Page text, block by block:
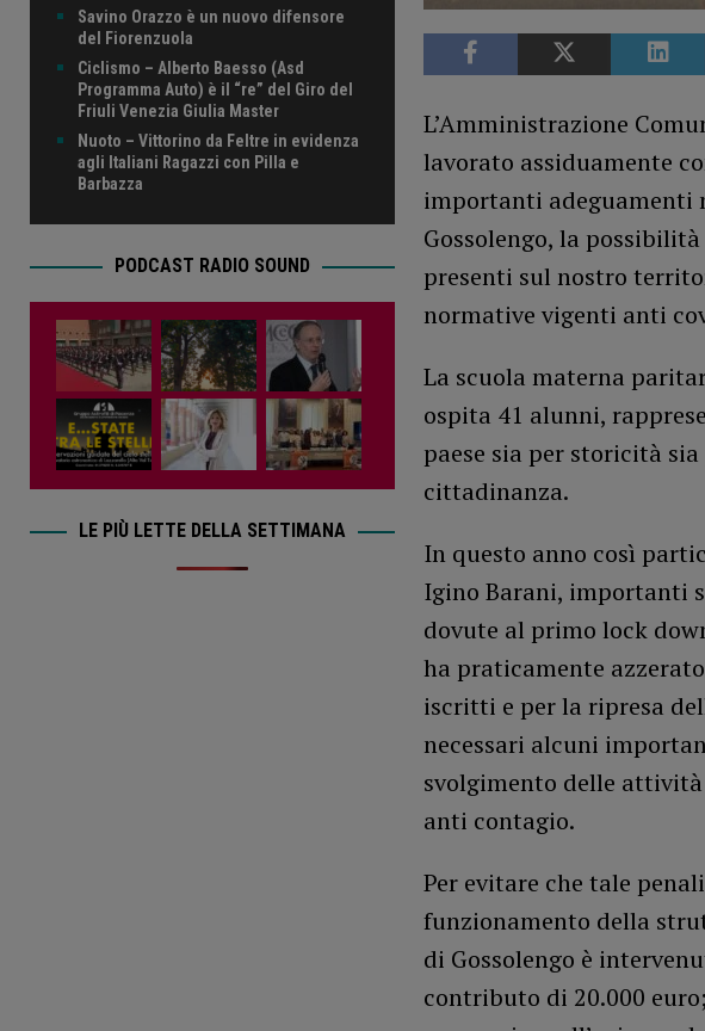
L’Amministrazione
lavorato assiduamente
importanti adeguamenti
Gossolengo, la
presenti sul nostro
normative vigenti anti
La scuola materna
ospita 41 alunni,
paese sia per storicità
cittadinanza.
In questo anno così
Igino Barani, importanti
dovute al primo lock
ha praticamente
iscritti e per la ripresa
necessari alcuni
svolgimento delle
anti contagio.
Per evitare che tale
funzionamento della
di Gossolengo è
contributo di 20.000
Savino Orazzo è un nuovo difensore
del Fiorenzuola
Ciclismo – Alberto Baesso (Asd
Programma Auto) è il “re” del Giro del
Friuli Venezia Giulia Master
Nuoto – Vittorino da Feltre in evidenza
agli Italiani Ragazzi con Pilla e
Barbazza
PODCAST RADIO SOUND
LE PIÙ LETTE DELLA SETTIMANA